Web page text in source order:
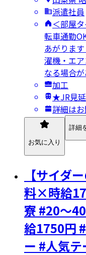
派遣社員
＜部屋
転車通勤
あがりま
濯機・エ
なる場合
加工
★JR見
詳細は
お気に入り
詳細
【サイダ
料×時給
寮 #20～
給1750円
ー #人気